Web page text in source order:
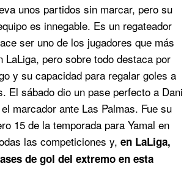
unos partidos sin marcar, pero su
es innegable. Es un regateador
ser uno de los jugadores que más
LaLiga, pero sobre todo destaca por
y su capacidad para regalar goles a
El sábado dio un pase perfecto a Dani
marcador ante Las Palmas. Fue su
15 de la temporada para Yamal en
las competiciones y, en LaLiga,
de gol del extremo en esta